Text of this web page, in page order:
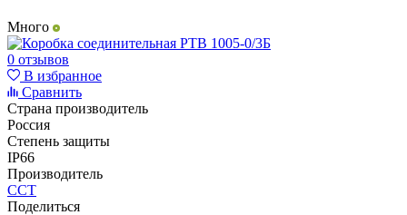
Много
0 отзывов
В избранное
Сравнить
Страна производитель
Россия
Степень защиты
IP66
Производитель
ССТ
Поделиться